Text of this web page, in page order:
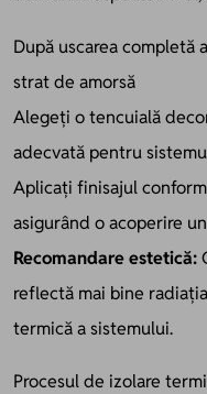
După uscarea completă
strat de amorsă
Alegeți o tencuială
adecvată pentru
Aplicați finisajul
asigurând o acoperire
Recomandare estetică:
reflectă mai bine
termică a sistemului.
Procesul de izolare